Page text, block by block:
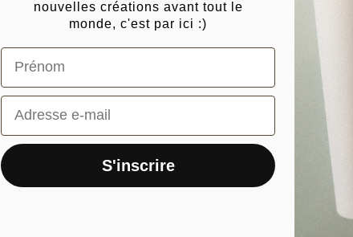
Ex-Libris en édition limitée
Sur-mesure
Cadeau
Archives
Définition
CGV
Charity ❤︎
Témoignages
Frais de port
Protection des œuvres
Contact
nouvelles créations avant tout le
monde, c'est par ici :)
prénom
Email
S'inscrire